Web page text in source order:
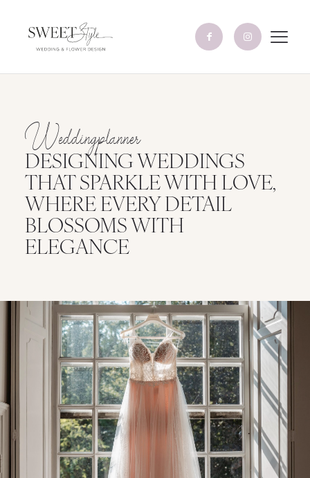
Weddingplanner
DESIGNING WEDDINGS
THAT SPARKLE WITH LOVE,
WHERE EVERY DETAIL
BLOSSOMS WITH
ELEGANCE